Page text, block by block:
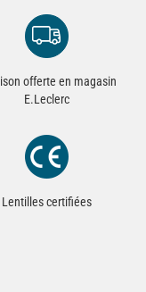
offerte en magasin
E.Leclerc
Lentilles certifiées